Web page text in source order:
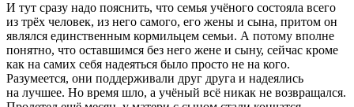
И тут сразу надо пояснить, что семья учёного состояла всего
из трёх человек, из него самого, его жены и сына, притом он
являлся единственным кормильцем семьи. А потому вполне
понятно, что оставшимся без него жене и сыну, сейчас кроме
как на самих себя надеяться было просто не на кого.
Разумеется, они поддерживали друг друга и надеялись
на лучшее. Но время шло, а учёный всё никак не возвращался.